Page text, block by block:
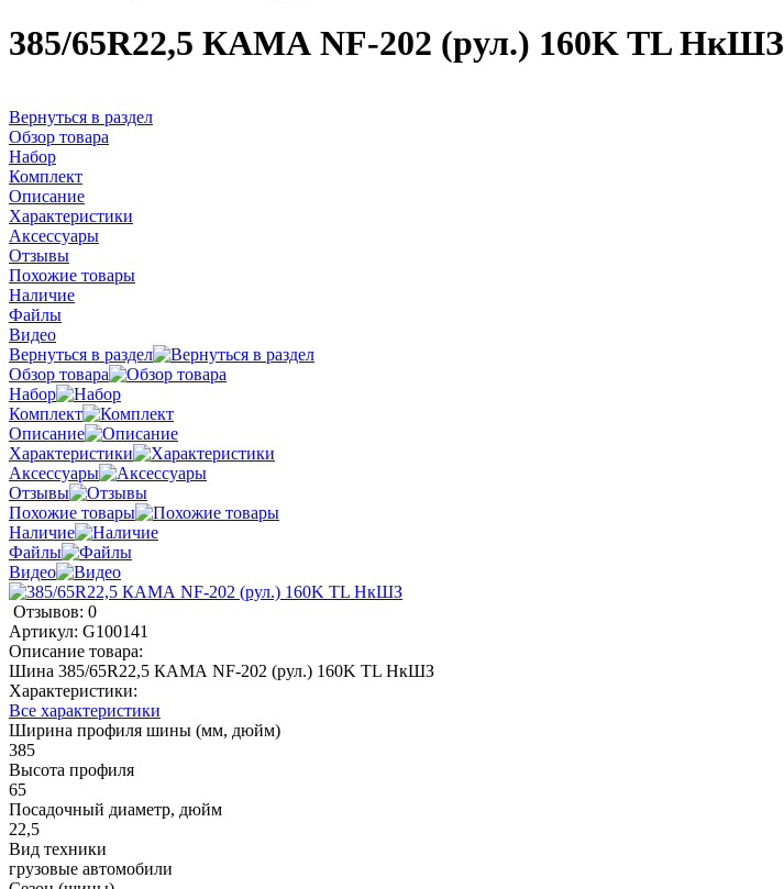
385/65R22,5 КАМА NF-202 (рул.) 160K TL НкШЗ
Вернуться в раздел
Обзор товара
Набор
Комплект
Описание
Характеристики
Аксессуары
Отзывы
Похожие товары
Наличие
Файлы
Видео
Вернуться в раздел
Обзор товара
Набор
Комплект
Описание
Характеристики
Аксессуары
Отзывы
Похожие товары
Наличие
Файлы
Видео
Отзывов: 0
Артикул: G100141
Описание товара:
Шина 385/65R22,5 КАМА NF-202 (рул.) 160K TL НкШЗ
Характеристики:
Все характеристики
Ширина профиля шины (мм, дюйм)
385
Высота профиля
65
Посадочный диаметр, дюйм
22,5
Вид техники
грузовые автомобили